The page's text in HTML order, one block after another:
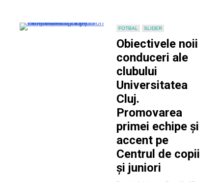
Napoca
FOTBAL SLIDER
Obiectivele noii
conduceri ale
clubului
Universitatea
Cluj.
Promovarea
primei echipe și
accent pe
Centrul de copii
și juniori